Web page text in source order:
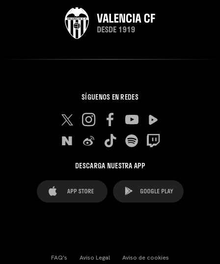
SÍGUENOS EN REDES
DESCARGA NUESTRA APP
FAQ's Aviso Legal Aviso de cookies